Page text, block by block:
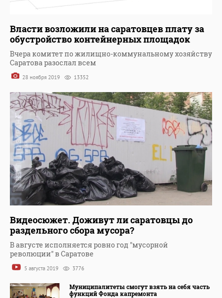
Власти возложили на саратовцев плату за
обустройство контейнерных площадок
Вчера комитет по жилищно-коммунальному хозяйству
Саратова разослал всем
28 ноября 2019 13352
Видеосюжет. Доживут ли саратовцы до
раздельного сбора мусора?
В августе исполняется ровно год "мусорной
революции" в Саратове
5 августа 2019 3776
Муниципалитеты смогут взять на себя часть
функций Фонда капремонта